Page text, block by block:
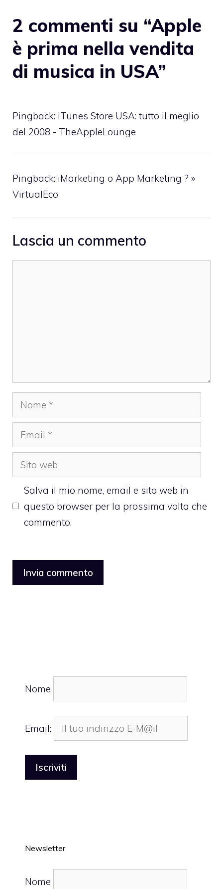
2 commenti su “Apple
è prima nella vendita
di musica in USA”
Pingback: iTunes Store USA: tutto il meglio
del 2008 - TheAppleLounge
Pingback: iMarketing o App Marketing ? »
VirtualEco
Lascia un commento
Nome
Email
Sito
web
Salva il mio nome, email e sito web in
questo browser per la prossima volta che
commento.
Nome
Email:
Newsletter
Nome